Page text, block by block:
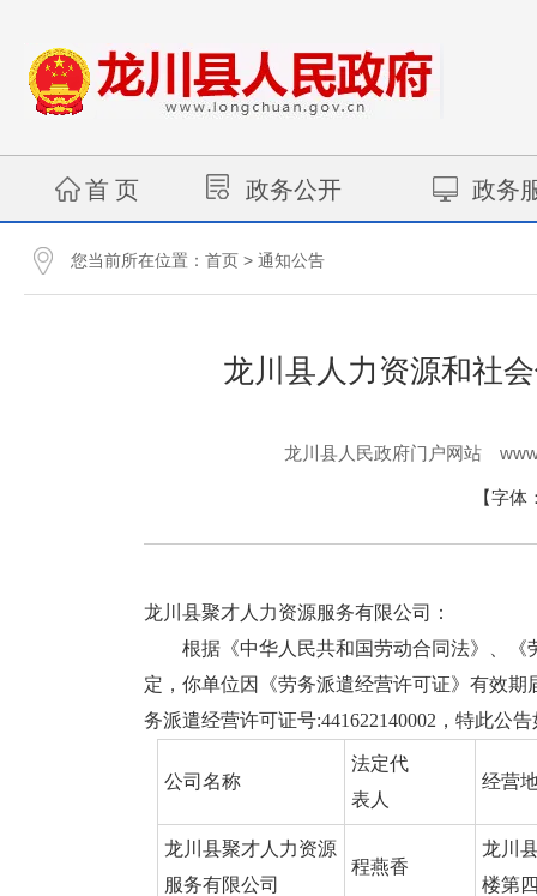
首 页 政务公开 政务
您当前所在位置： 首页 > 通知公告
龙川县人力资源和社
龙川县人民政府门户网站
【字体
龙川县聚才人力资源服务有限公司：
根据《中华人民共和国劳动合同法》、《
定，你单位因《劳务派遣经营许可证》有效
务派遣经营许可证号:441622140002，特此公
公司名称
法定代
表人
经营
龙川县聚才人力资源
服务有限公司
程燕香
龙川
楼第